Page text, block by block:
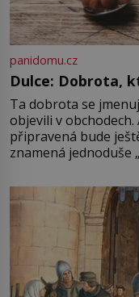
panidomu.cz
Dulce: Dobrota,
Ta dobrota se
objevili v
připravená bude
znamená jednoduše
pře hned několik
Francie, kde se